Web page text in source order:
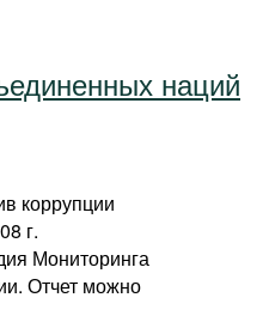
наций
коррупции
г.
Мониторинга
Отчет можно